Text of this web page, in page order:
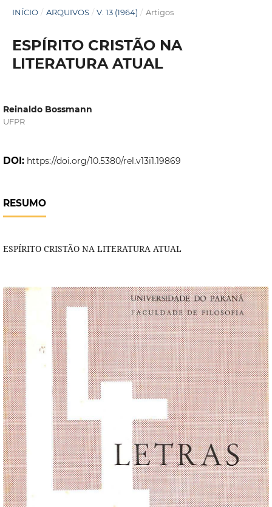
INÍCIO / ARQUIVOS / V. 13 (1964) / Artigos
ESPÍRITO CRISTÃO NA
LITERATURA ATUAL
Reinaldo Bossmann
UFPR
DOI: https://doi.org/10.5380/rel.v13i1.19869
RESUMO
ESPÍRITO CRISTÃO NA LITERATURA ATUAL